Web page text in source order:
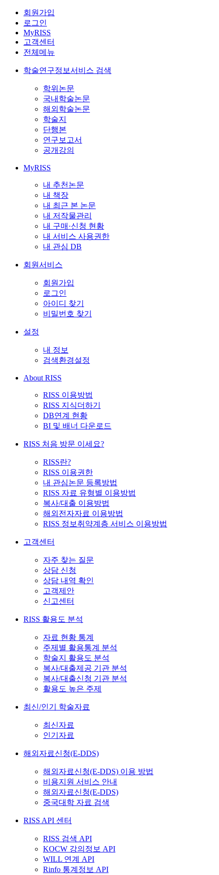
회원가입
로그인
MyRISS
고객센터
전체메뉴
학술연구정보서비스 검색
학위논문
국내학술논문
해외학술논문
학술지
단행본
연구보고서
공개강의
MyRISS
내 추천논문
내 책장
내 최근 본 논문
내 저작물관리
내 구매·신청 현황
내 서비스 사용권한
내 관심 DB
회원서비스
회원가입
로그인
아이디 찾기
비밀번호 찾기
설정
내 정보
검색환경설정
About RISS
RISS 이용방법
RISS 지식더하기
DB연계 현황
BI 및 배너 다운로드
RISS 처음 방문 이세요?
RISS란?
RISS 이용권한
내 관심논문 등록방법
RISS 자료 유형별 이용방법
복사/대출 이용방법
해외전자자료 이용방법
RISS 정보취약계층 서비스 이용방법
고객센터
자주 찾는 질문
상담 신청
상담 내역 확인
고객제안
신고센터
RISS 활용도 분석
자료 현황 통계
주제별 활용통계 분석
학술지 활용도 분석
복사/대출제공 기관 분석
복사/대출신청 기관 분석
활용도 높은 주제
최신/인기 학술자료
최신자료
인기자료
해외자료신청(E-DDS)
해외자료신청(E-DDS) 이용 방법
비용지원 서비스 안내
해외자료신청(E-DDS)
중국대학 자료 검색
RISS API 센터
RISS 검색 API
KOCW 강의정보 API
WILL 연계 API
Rinfo 통계정보 API